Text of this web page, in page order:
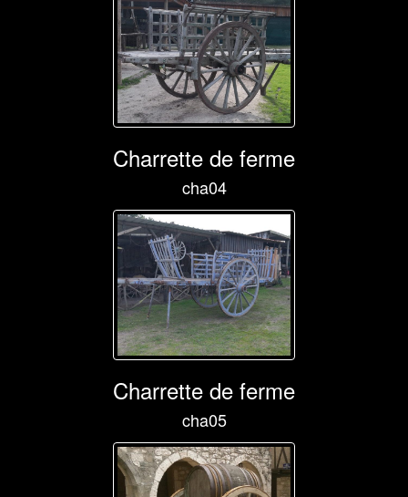
Charrette de ferme
cha04
Charrette de ferme
cha05